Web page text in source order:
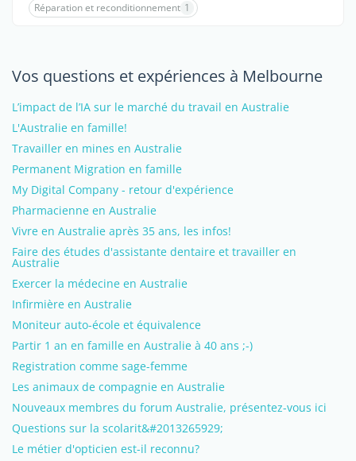
Réparation et reconditionnement 1
Vos questions et expériences à Melbourne
L’impact de l’IA sur le marché du travail en Australie
L'Australie en famille!
Travailler en mines en Australie
Permanent Migration en famille
My Digital Company - retour d'expérience
Pharmacienne en Australie
Vivre en Australie après 35 ans, les infos!
Faire des études d'assistante dentaire et travailler en
Australie
Exercer la médecine en Australie
Infirmière en Australie
Moniteur auto-école et équivalence
Partir 1 an en famille en Australie à 40 ans ;-)
Registration comme sage-femme
Les animaux de compagnie en Australie
Nouveaux membres du forum Australie, présentez-vous ici
Questions sur la scolarit&#2013265929;
Le métier d'opticien est-il reconnu?